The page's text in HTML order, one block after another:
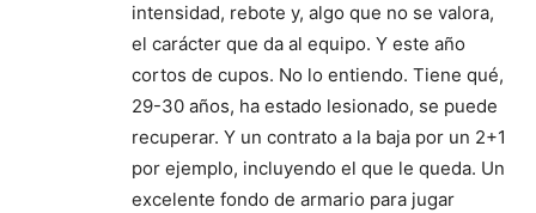
intensidad, rebote y, algo que no se valora,
el carácter que da al equipo. Y este año
cortos de cupos. No lo entiendo. Tiene qué,
29-30 años, ha estado lesionado, se puede
recuperar. Y un contrato a la baja por un 2+1
por ejemplo, incluyendo el que le queda. Un
excelente fondo de armario para jugar